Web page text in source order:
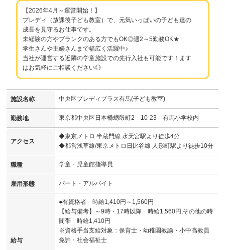
【2026年4月～運営開始！】
プレディ（放課後子ども教室）で、元気いっぱいの子ども達の
成長を見守るお仕事です。
未経験の方やブランクのある方でもOK◎週2～5勤務OK★
学生さんや主婦さんまで幅広く活躍中♪
当社が運営する近隣の学童施設での先行入社も可能です！ます
はお気軽にご相談ください◎
施設名称 中央区プレディプラス有馬(子ども教室)
勤務地 東京都中央区日本橋蛎殻町2－10-23 有馬小学校内
アクセス
◆東京メトロ 半蔵門線 水天宮駅より徒歩4分
◆都営浅草線/東京メトロ日比谷線 人形町駅より徒歩10分
職種 学童・児童館指導員
雇用形態 パート・アルバイト
給与
●有資格者 時給1,410円～1,560円
【給与備考】～9時・17時以降 時給1,560円,その他の時
間帯 時給1,410円
※資格手当支給対象：保育士・幼稚園教諭・小中高教員
免許・社会福祉士